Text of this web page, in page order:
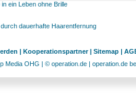
ein Leben ohne Brille
dauerhafte Haarentfernung
| Kooperationspartner | Sitemap |
Media OHG | © operation.de | operation.de